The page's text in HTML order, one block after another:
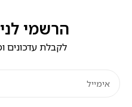
הרשמי
לקבלת עדכונים